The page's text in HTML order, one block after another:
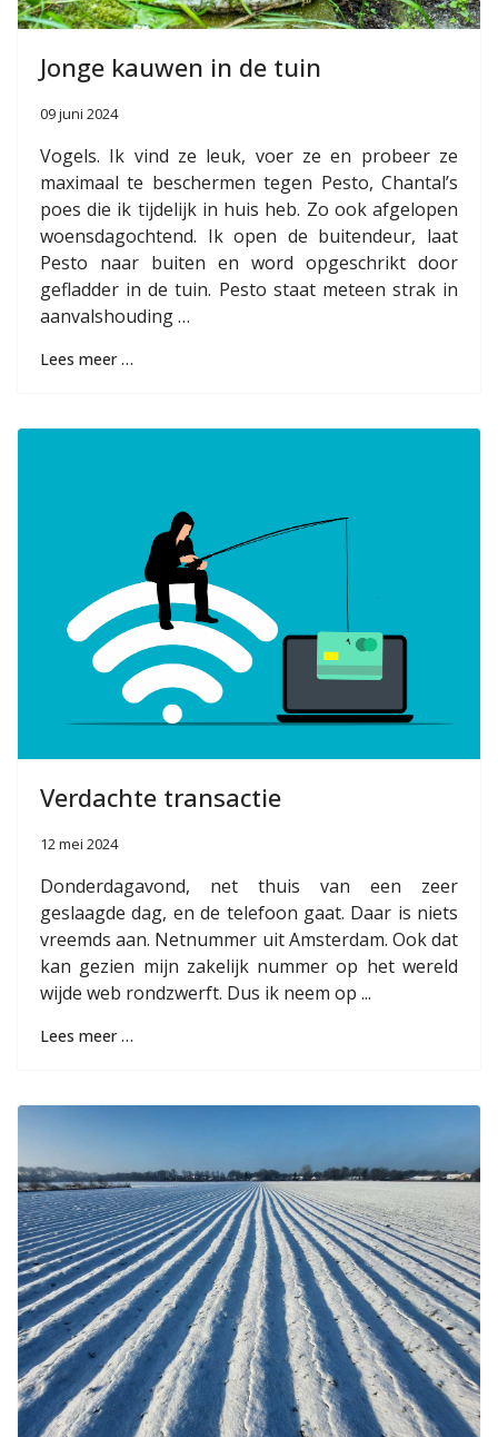
Jonge kauwen in de tuin
09 juni 2024
Vogels. Ik vind ze leuk, voer ze en probeer ze
maximaal te beschermen tegen Pesto, Chantal’s
poes die ik tijdelijk in huis heb. Zo ook afgelopen
woensdagochtend. Ik open de buitendeur, laat
Pesto naar buiten en word opgeschrikt door
gefladder in de tuin. Pesto staat meteen strak in
aanvalshouding …
Lees meer …
Verdachte transactie
12 mei 2024
Donderdagavond, net thuis van een zeer
geslaagde dag, en de telefoon gaat. Daar is niets
vreemds aan. Netnummer uit Amsterdam. Ook dat
kan gezien mijn zakelijk nummer op het wereld
wijde web rondzwerft. Dus ik neem op ...
Lees meer …